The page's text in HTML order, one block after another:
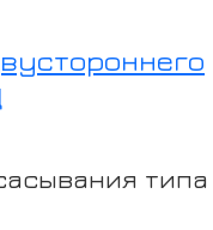
типа